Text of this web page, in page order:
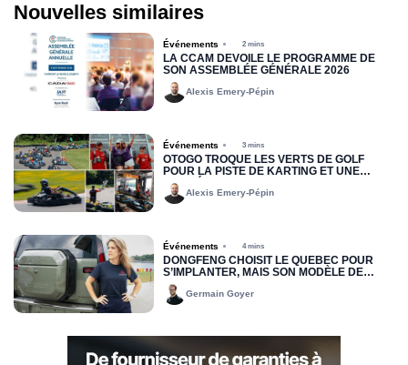
Nouvelles similaires
Événements 2 mins
LA CCAM DÉVOILE LE PROGRAMME DE
SON ASSEMBLÉE GÉNÉRALE 2026
Alexis Emery-Pépin
Événements 3 mins
OTOGO TROQUE LES VERTS DE GOLF
POUR LA PISTE DE KARTING ET UNE
COMPÉTITION AMICALE
Alexis Emery-Pépin
Événements 4 mins
DONGFENG CHOISIT LE QUÉBEC POUR
S’IMPLANTER, MAIS SON MODÈLE DE
DISTRIBUTION DEMEURE INCONNU
Germain Goyer